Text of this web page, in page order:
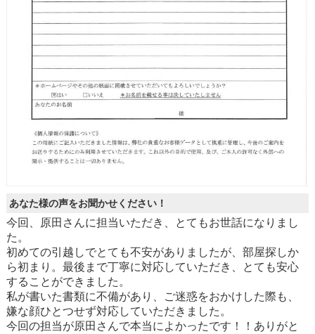
あなた様の声をお聞かせください！
今回、原田さんに担当いただき、とてもお世話になりまし
た。
初めての引越しでとても不安がありましたが、部屋探しか
ら初まり。最後まで丁寧に対応していただき、とても安心
することができました。
私が書いた書類に不備があり、ご迷惑をおかけした際も、
嫌な顔ひとつせず対応していただきました。
今回の担当が原田さんで本当によかったです！！ありがと